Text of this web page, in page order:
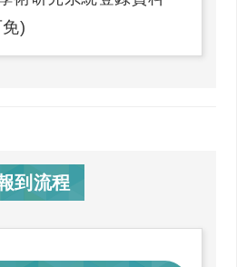
)
到流程